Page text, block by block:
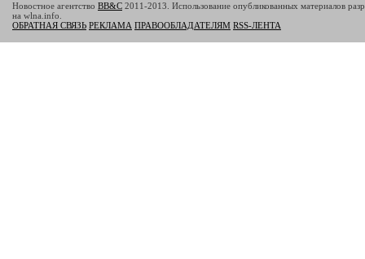
Новостное агентство BB&C 2011-2013. Использование опубликованных материалов
на wlna.info.
ОБРАТНАЯ СВЯЗЬ РЕКЛАМА ПРАВООБЛАДАТЕЛЯМ RSS-ЛЕНТА